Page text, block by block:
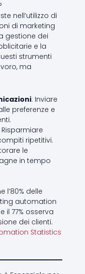
nell’utilizzo di
di marketing
gestione dei
e la
strumenti
ma
: Inviare
preferenze e
Risparmiare
ripetitivi.
le
in tempo
l’80% delle
automation
il 77% osserva
dei clienti.
Statistics